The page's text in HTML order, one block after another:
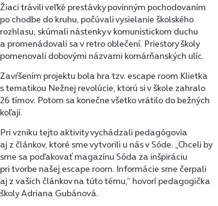
Žiaci trávili veľké prestávky povinným pochodovaním
po chodbe do kruhu, počúvali vysielanie školského
rozhlasu, skúmali nástenky v komunistickom duchu
a promenádovali sa v retro oblečení. Priestory školy
pomenovali dobovými názvami komárňanských ulíc.
Zavŕšením projektu bola hra tzv. escape room Klietka
s tematikou Nežnej revolúcie, ktorú si v škole zahralo
26 tímov. Potom sa konečne všetko vrátilo do bežných
koľají.
Pri vzniku tejto aktivity vychádzali pedagógovia
aj z článkov, ktoré sme vytvorili u nás v Sóde. „Chceli by
sme sa poďakovať magazínu Sóda za inšpiráciu
pri tvorbe našej escape room. Informácie sme čerpali
aj z vašich článkov na túto tému,” hovorí pedagogička
školy Adriana Gubánová.